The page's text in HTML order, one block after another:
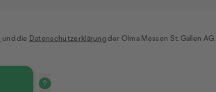
und die Datenschutzerklärungder Olma Messen St.Gallen AG.